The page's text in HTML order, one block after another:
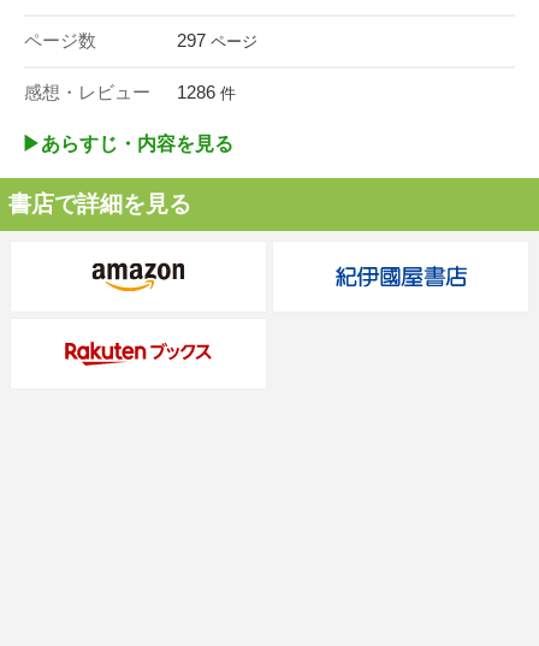
ページ数 297 ページ
感想・レビュー 1286 件
▶︎あらすじ・内容を見る
書店で詳細を見る